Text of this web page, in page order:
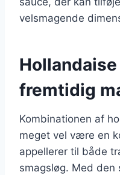
velsmagende
fremtidig
Kombinationen af
meget vel være en
appellerer til både
smagsløg. Med